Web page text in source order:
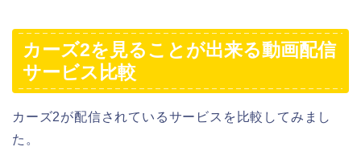
カーズ2を見ることが出来る動画配信
サービス比較
カーズ2が配信されているサービスを比較してみまし
た。